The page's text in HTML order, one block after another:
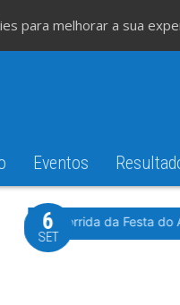
Eventos
37ª Corrida da Festa
6
SET
para melhorar a sua